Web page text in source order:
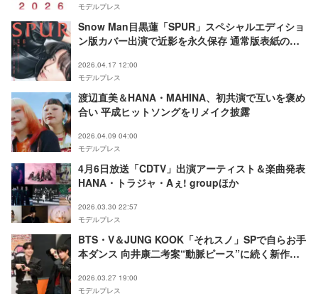
モデルプレス
Snow Man目黒蓮「SPUR」スペシャルエディショ
ン版カバー出演で近影を永久保存 通常版表紙の
2026.04.17 12:00
モデルプレス
渡辺直美＆HANA・MAHINA、初共演で互いを褒め
合い 平成ヒットソングをリメイク披露
2026.04.09 04:00
モデルプレス
4月6日放送「CDTV」出演アーティスト＆楽曲発表
HANA・トラジャ・Aぇ! groupほか
2026.03.30 22:57
モデルプレス
BTS・V＆JUNG KOOK「それスノ」SPで自らお手
本ダンス 向井康二考案“動脈ピース”に続く新作ポ
2026.03.27 19:00
モデルプレス